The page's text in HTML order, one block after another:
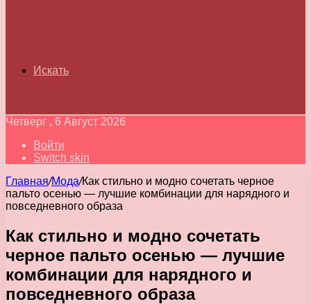
Искать
Четверг , 6 Август 2026
Войти
Switch skin
Главная/Мода/Как стильно и модно сочетать черное
пальто осенью — лучшие комбинации для нарядного и
повседневного образа
Как стильно и модно сочетать
черное пальто осенью — лучшие
комбинации для нарядного и
повседневного образа